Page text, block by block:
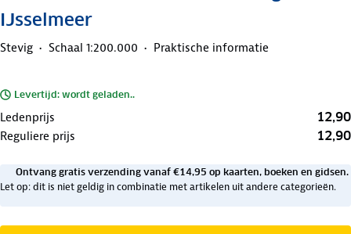
IJsselmeer
Stevig Schaal 1:200.000 Praktische informatie
Levertijd: wordt geladen..
Ledenprijs 12,90
Reguliere prijs 12,90
Ontvang gratis verzending vanaf €14,95 op kaarten, boeken en gidsen.
Let op: dit is niet geldig in combinatie met artikelen uit andere categorieën.